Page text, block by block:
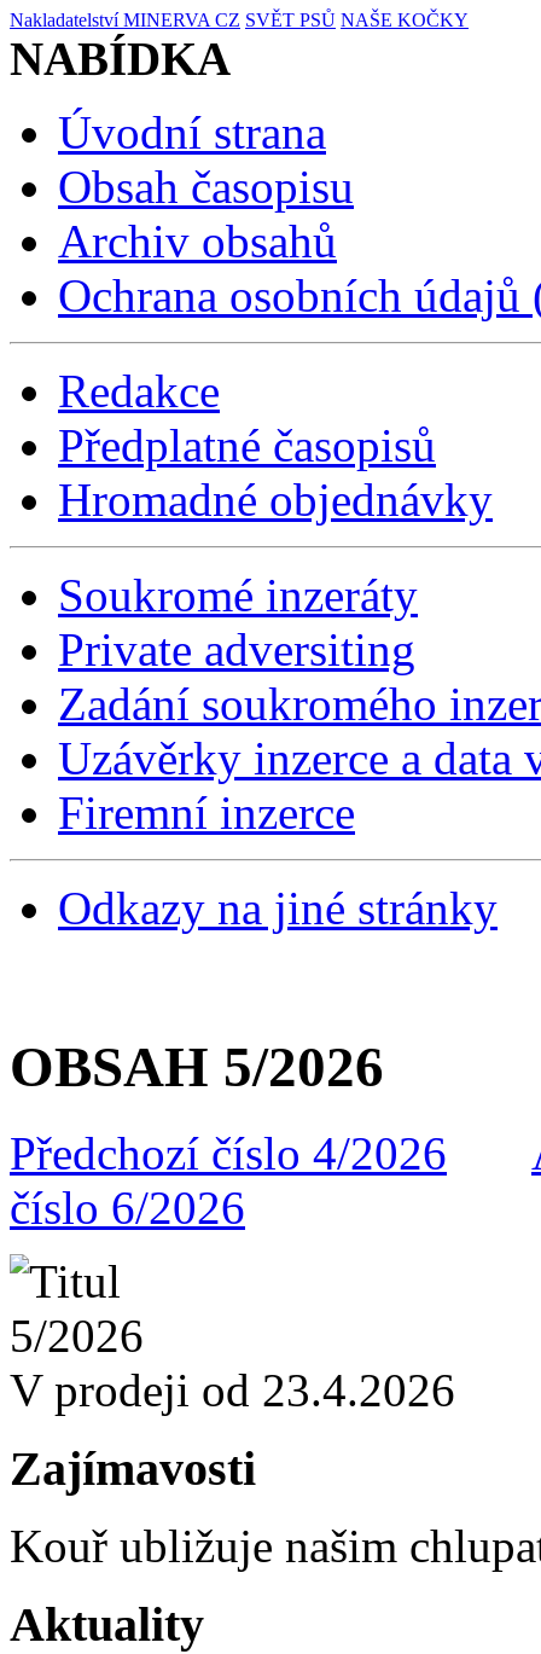
Nakladatelství MINERVA CZ SVĚT PSŮ NAŠE KOČKY
NABÍDKA
Úvodní strana
Obsah časopisu
Archiv obsahů
Ochrana osobních údajů
Redakce
Předplatné časopisů
Hromadné objednávky
Soukromé inzeráty
Private adversiting
Zadání soukromého
Uzávěrky inzerce a data
Firemní inzerce
Odkazy na jiné stránky
OBSAH 5/2026
Předchozí číslo 4/2026
číslo 6/2026
V prodeji od 23.4.2026
Zajímavosti
Kouř ubližuje našim
Aktuality